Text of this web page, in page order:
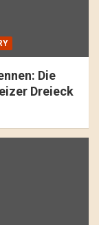
Die
Dreieck